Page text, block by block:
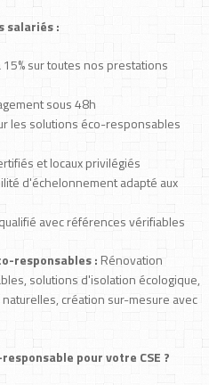
salariés :
15% sur toutes nos prestations
sous 48h
les solutions éco-responsables
et locaux privilégiés
d'échelonnement adapté aux
avec références vérifiables
responsables : Rénovation
solutions d'isolation écologique,
création sur-mesure avec
pour votre CSE ?